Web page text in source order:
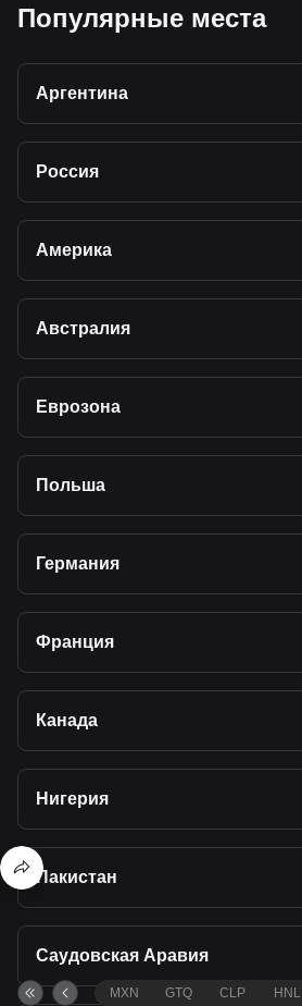
Популярные места
Аргентина
Россия
Америка
Австралия
Еврозона
Польша
Германия
Франция
Канада
Нигерия
Пакистан
Саудовская Аравия
MXN GTQ CLP HNL